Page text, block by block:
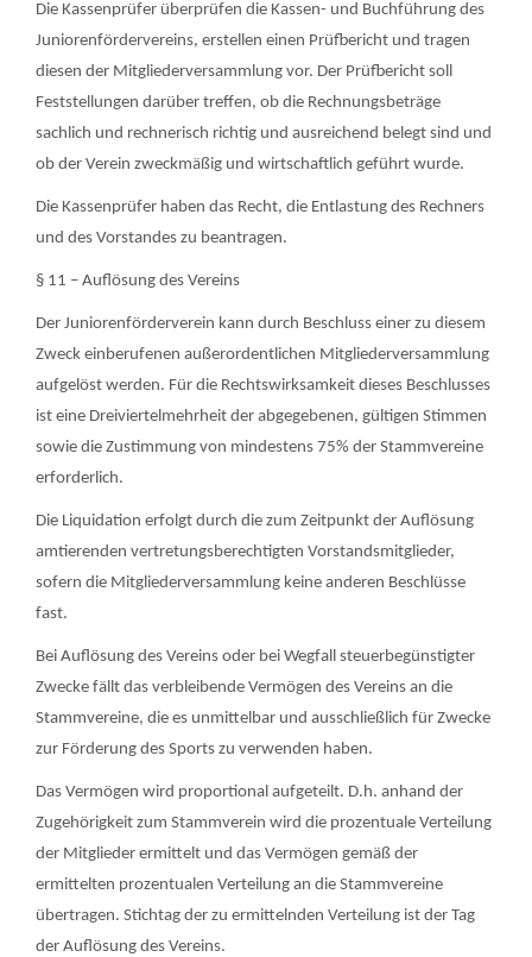
Die Kassenprüfer überprüfen die Kassen- und Buchführung des
Juniorenfördervereins, erstellen einen Prüfbericht und tragen
diesen der Mitgliederversammlung vor. Der Prüfbericht soll
Feststellungen darüber treffen, ob die Rechnungsbeträge
sachlich und rechnerisch richtig und ausreichend belegt sind und
ob der Verein zweckmäßig und wirtschaftlich geführt wurde.
Die Kassenprüfer haben das Recht, die Entlastung des Rechners
und des Vorstandes zu beantragen.
§ 11 – Auflösung des Vereins
Der Juniorenförderverein kann durch Beschluss einer zu diesem
Zweck einberufenen außerordentlichen Mitgliederversammlung
aufgelöst werden. Für die Rechtswirksamkeit dieses Beschlusses
ist eine Dreiviertelmehrheit der abgegebenen, gültigen Stimmen
sowie die Zustimmung von mindestens 75% der Stammvereine
erforderlich.
Die Liquidation erfolgt durch die zum Zeitpunkt der Auflösung
amtierenden vertretungsberechtigten Vorstandsmitglieder,
sofern die Mitgliederversammlung keine anderen Beschlüsse
fast.
Bei Auflösung des Vereins oder bei Wegfall steuerbegünstigter
Zwecke fällt das verbleibende Vermögen des Vereins an die
Stammvereine, die es unmittelbar und ausschließlich für Zwecke
zur Förderung des Sports zu verwenden haben.
Das Vermögen wird proportional aufgeteilt. D.h. anhand der
Zugehörigkeit zum Stammverein wird die prozentuale Verteilung
der Mitglieder ermittelt und das Vermögen gemäß der
ermittelten prozentualen Verteilung an die Stammvereine
übertragen. Stichtag der zu ermittelnden Verteilung ist der Tag
der Auflösung des Vereins.